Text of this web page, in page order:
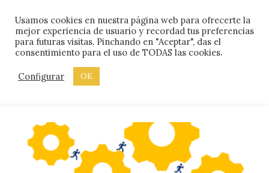
content
Menu
ETIQUETA:EQUIPO
Usamos cookies en nuestra página web para ofrecerte la
mejor experiencia de usuario y recordad tus preferencias
para futuras visitas. Pinchando en "Aceptar", das el
consentimiento para el uso de TODAS las cookies.
Configurar OK